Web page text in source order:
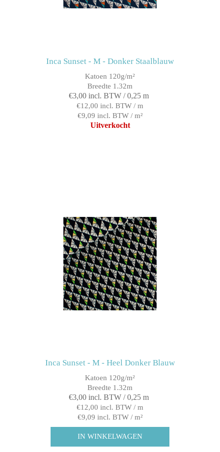
Inca Sunset - M - Donker Staalblauw
Katoen 120g/m²
Breedte 1.32m
€3,00 incl. BTW / 0,25 m
€12,00 incl. BTW / m
€9,09 incl. BTW / m²
Uitverkocht
Inca Sunset - M - Heel Donker Blauw
Katoen 120g/m²
Breedte 1.32m
€3,00 incl. BTW / 0,25 m
€12,00 incl. BTW / m
€9,09 incl. BTW / m²